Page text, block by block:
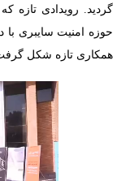
امنیت سایبری با
تازه شکل گرفت.